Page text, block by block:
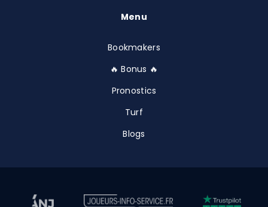
Menu
Bookmakers
🔥 Bonus 🔥
Pronostics
Turf
Blogs